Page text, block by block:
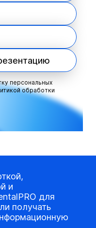
персональных
обработки
и
для
получать